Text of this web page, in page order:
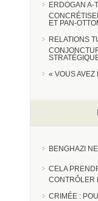
ERDOGAN A-
ET PAN-
RELATIONS
« VOUS AVEZ
BENGHAZI
CELA
CONTRÔLER
CRIMÉE :